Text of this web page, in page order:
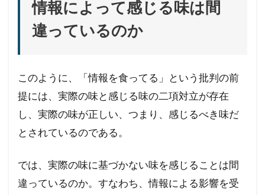
情報によって感じる味は間
違っているのか
このように、「情報を食ってる」という批判の前
提には、実際の味と感じる味の二項対立が存在
し、実際の味が正しい、つまり、感じるべき味だ
とされているのである。
では、実際の味に基づかない味を感じることは間
違っているのか。すなわち、情報による影響を受